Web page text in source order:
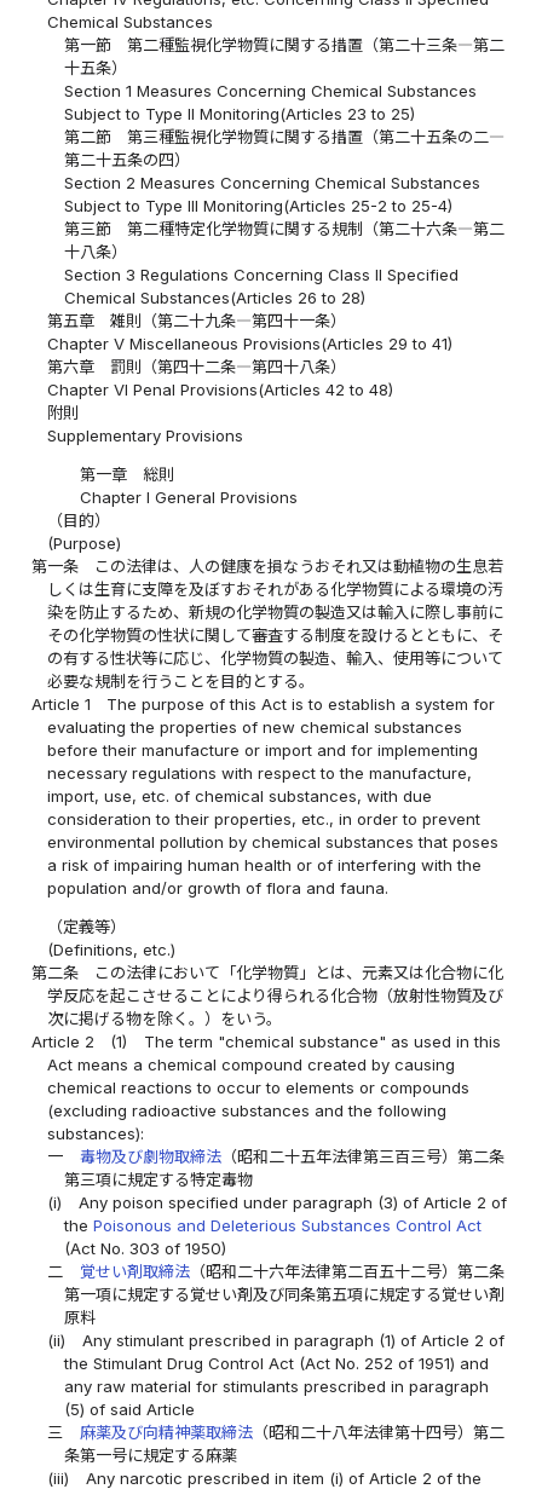
Chemical Substances
第一節 第二種監視化学物質に関する措置（第二十三条―第二
十五条）
Section 1 Measures Concerning Chemical Substances
Subject to Type II Monitoring(Articles 23 to 25)
第二節 第三種監視化学物質に関する措置（第二十五条の二―
第二十五条の四）
Section 2 Measures Concerning Chemical Substances
Subject to Type III Monitoring(Articles 25-2 to 25-4)
第三節 第二種特定化学物質に関する規制（第二十六条―第二
十八条）
Section 3 Regulations Concerning Class II Specified
Chemical Substances(Articles 26 to 28)
第五章 雑則（第二十九条―第四十一条）
Chapter V Miscellaneous Provisions(Articles 29 to 41)
第六章 罰則（第四十二条―第四十八条）
Chapter VI Penal Provisions(Articles 42 to 48)
附則
Supplementary Provisions
第一章 総則
Chapter I General Provisions
（目的）
(Purpose)
第一条
この法律は、人の健康を損なうおそれ又は動植物の生息若
しくは生育に支障を及ぼすおそれがある化学物質による環境の汚
染を防止するため、新規の化学物質の製造又は輸入に際し事前に
その化学物質の性状に関して審査する制度を設けるとともに、そ
の有する性状等に応じ、化学物質の製造、輸入、使用等について
必要な規制を行うことを目的とする。
Article 1
The purpose of this Act is to establish a system for
evaluating the properties of new chemical substances
before their manufacture or import and for implementing
necessary regulations with respect to the manufacture,
import, use, etc. of chemical substances, with due
consideration to their properties, etc., in order to prevent
environmental pollution by chemical substances that poses
a risk of impairing human health or of interfering with the
population and/or growth of flora and fauna.
（定義等）
(Definitions, etc.)
第二条
この法律において「化学物質」とは、元素又は化合物に化
学反応を起こさせることにより得られる化合物（放射性物質及び
次に掲げる物を除く。）をいう。
Article 2
(1)
The term "chemical substance" as used in this
Act means a chemical compound created by causing
chemical reactions to occur to elements or compounds
(excluding radioactive substances and the following
substances):
一
毒物及び劇物取締法（昭和二十五年法律第三百三号）第二条
第三項に規定する特定毒物
(i)
Any poison specified under paragraph (3) of Article 2 of
the Poisonous and Deleterious Substances Control Act
(Act No. 303 of 1950)
二
覚せい剤取締法（昭和二十六年法律第二百五十二号）第二条
第一項に規定する覚せい剤及び同条第五項に規定する覚せい剤
原料
(ii)
Any stimulant prescribed in paragraph (1) of Article 2 of
the Stimulant Drug Control Act (Act No. 252 of 1951) and
any raw material for stimulants prescribed in paragraph
(5) of said Article
三
麻薬及び向精神薬取締法（昭和二十八年法律第十四号）第二
条第一号に規定する麻薬
(iii)
Any narcotic prescribed in item (i) of Article 2 of the